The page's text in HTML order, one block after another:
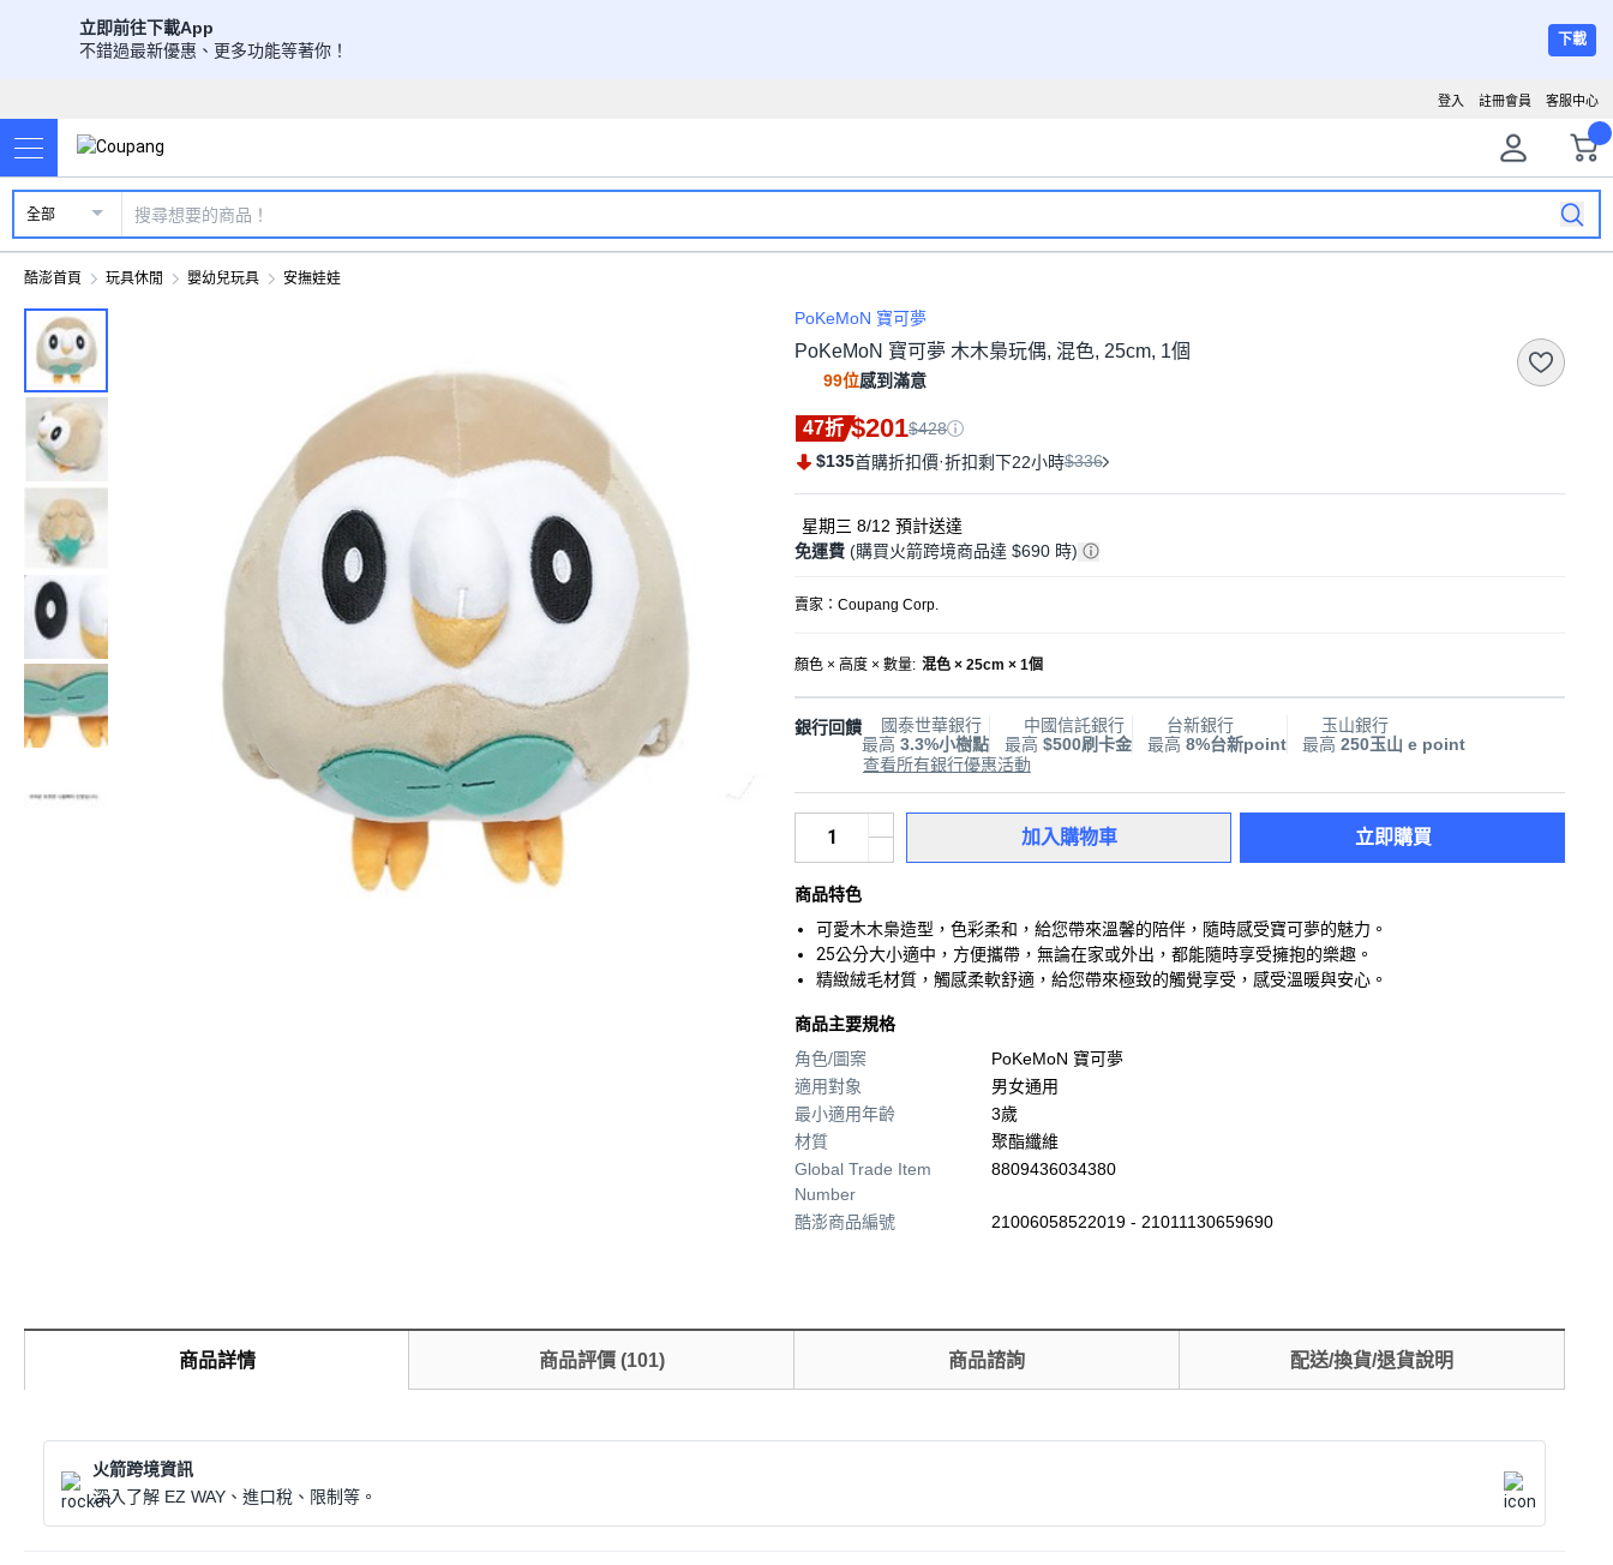
立即前往下載App
不錯過最新優惠、更多功能等著你！
下載
客服中心
註冊會員
登入
全部
酷澎首頁 玩具休閒 嬰幼兒玩具 安撫娃娃
PoKeMoN 寶可夢
PoKeMoN 寶可夢 木木梟玩偶, 混色, 25cm, 1個
99位感到滿意
47折 $201$428
$135首購折扣價·折扣剩下22小時$336
星期三 8/12 預計送達
免運費 (購買火箭跨境商品達 $690 時)
賣家： Coupang Corp.
顏色 × 高度 × 數量: 混色 × 25cm × 1個
銀行回饋
國泰世華銀行
最高 3.3%小樹點
中國信託銀行
最高 $500刷卡金
台新銀行
最高 8%台新point
玉山銀行
最高 250玉山 e point
查看所有銀行優惠活動
加入購物車 立即購買
商品特色
可愛木木梟造型，色彩柔和，給您帶來溫馨的陪伴，隨時感受寶可夢的魅力。
25公分大小適中，方便攜帶，無論在家或外出，都能隨時享受擁抱的樂趣。
精緻絨毛材質，觸感柔軟舒適，給您帶來極致的觸覺享受，感受溫暖與安心。
商品主要規格
角色/圖案
PoKeMoN 寶可夢
適用對象
男女通用
最小適用年齡
3歲
材質
聚酯纖維
Global Trade Item
Number
8809436034380
酷澎商品編號 21006058522019 - 21011130659690
商品詳情 商品評價(101) 商品諮詢 配送/換貨/退貨說明
火箭跨境資訊
深入了解 EZ WAY、進口稅、限制等。